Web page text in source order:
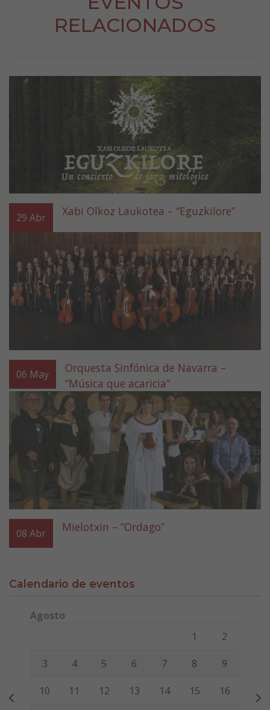
RELACIONADOS
29 Abr Xabi Olkoz Laukotea – “Eguzkilore”
06 May
Orquesta Sinfónica de Navarra –
“Música que acaricia”
08 Abr Mielotxin – “Ordago”
Calendario de eventos
Agosto
Viernes Sábado
1 2
3 4 5 6 7 8 9
10 11 12 13 14 15 16